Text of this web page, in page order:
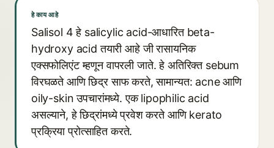
हे काय आहे
Salisol 4 हे salicylic acid-आधारित beta-
hydroxy acid तयारी आहे जी रासायनिक
एक्सफोलिएंट म्हणून वापरली जाते. हे अतिरिक्त sebum
विरघळते आणि छिद्र साफ करते, सामान्यत: acne आणि
oily-skin उपचारांमध्ये. एक lipophilic acid
असल्याने, हे छिद्रांमध्ये प्रवेश करते आणि kerato
प्रक्रिया प्रोत्साहित करते.